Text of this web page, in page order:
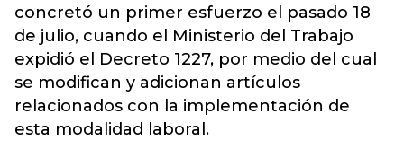
concretó un primer esfuerzo el pasado 18
de julio, cuando el Ministerio del Trabajo
expidió el Decreto 1227, por medio del cual
se modifican y adicionan artículos
relacionados con la implementación de
esta modalidad laboral.